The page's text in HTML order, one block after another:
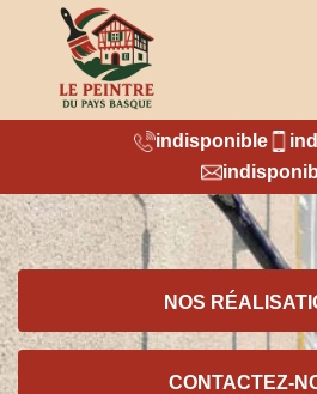
indisponible
NOS
CONTACTEZ-